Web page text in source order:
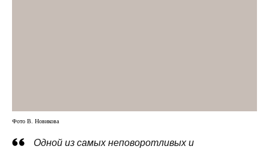
Фото В. Новикова
Одной из самых неповоротливых и